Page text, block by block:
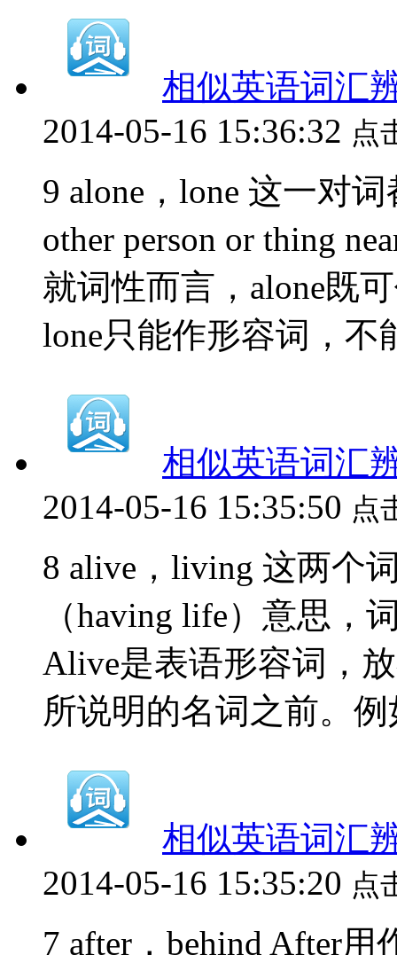
相似英语词汇
2014-05-16 15:36:32 点
9 alone，lone 这一对
other person or thing
就词性而言，alone既
lone只能作形容词，不
相似英语词汇
2014-05-16 15:35:50 点
8 alive，living 这两个
（having life）意思，
Alive是表语形容词，
所说明的名词之前。
相似英语词汇
2014-05-16 15:35:20 点
7 after，behind After